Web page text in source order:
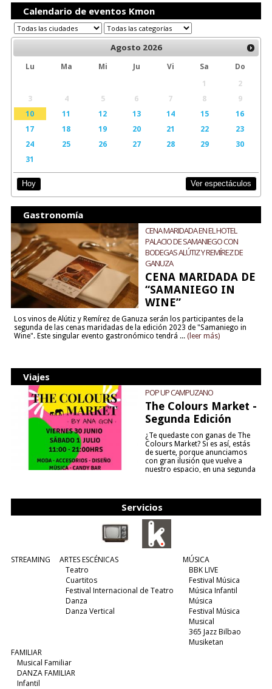
Calendario de eventos Kmon
Agosto 2026
Lu Ma Mi Ju Vi Sa
Do
1
2
3
4 5 6 7 8
9
10
11 12 13 14 15
16
17
18 19 20 21 22
23
24
25 26 27 28 29
30
31
Hoy Ver espectáculos
Gastronomía
CENA MARIDADA EN EL HOTEL
PALACIO DE SAMANIEGO CON
BODEGAS ALÚTIZ Y REMÍREZ DE
GANUZA
CENA MARIDADA DE
“SAMANIEGO IN
WINE”
Los vinos de Alútiz y Remírez de Ganuza serán los participantes de la
segunda de las cenas maridadas de la edición 2023 de "Samaniego in
Wine". Este singular evento gastronómico tendrá ... (leer más)
Viajes
POP UP CAMPUZANO
The Colours Market -
Segunda Edición
¿Te quedaste con ganas de The
Colours Market? Si es así, estás
de suerte, porque anunciamos
con gran ilusión que vuelve a
nuestro espacio, en una segunda
Servicios
STREAMING
ARTES ESCÉNICAS
Teatro
Cuartitos
Festival Internacional de Teatro
Danza
Danza Vertical
MÚSICA
BBK LIVE
Festival Música
Música Infantil
Música
Festival Música
Musical
365 Jazz Bilbao
Musiketan
FAMILIAR
Musical Familiar
DANZA FAMILIAR
Infantil